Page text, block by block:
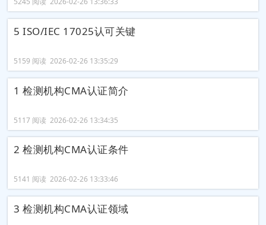
5 ISO/IEC 17025认可关键
5159 阅读 2026-02-26 13:35:29
1 检测机构CMA认证简介
5117 阅读 2026-02-26 13:34:35
2 检测机构CMA认证条件
5141 阅读 2026-02-26 13:33:46
3 检测机构CMA认证领域